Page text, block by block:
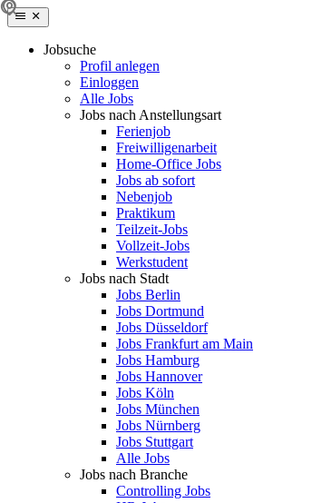
Jobsuche
Profil anlegen
Einloggen
Alle Jobs
Jobs nach Anstellungsart
Ferienjob
Freiwilligenarbeit
Home-Office Jobs
Jobs ab sofort
Nebenjob
Praktikum
Teilzeit-Jobs
Vollzeit-Jobs
Werkstudent
Jobs nach Stadt
Jobs Berlin
Jobs Dortmund
Jobs Düsseldorf
Jobs Frankfurt am Main
Jobs Hamburg
Jobs Hannover
Jobs Köln
Jobs München
Jobs Nürnberg
Jobs Stuttgart
Alle Jobs
Jobs nach Branche
Controlling Jobs